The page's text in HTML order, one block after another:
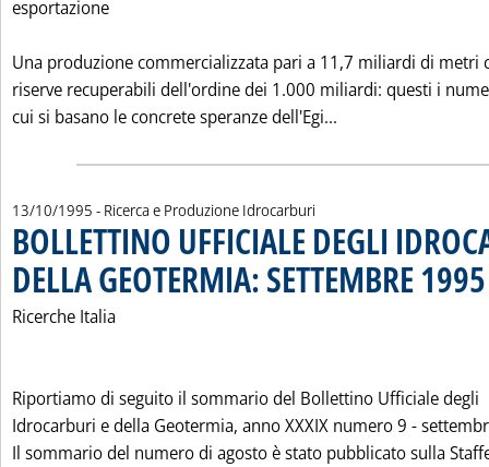
esportazione
Una produzione commercializzata pari a 11,7 miliardi di metri
riserve recuperabili dell'ordine dei 1.000 miliardi: questi i
cui si basano le concrete speranze dell'Egi...
13/10/1995 - Ricerca e Produzione Idrocarburi
BOLLETTINO UFFICIALE DEGLI
DELLA GEOTERMIA: SETTEMBRE 1995
Ricerche Italia
Riportiamo di seguito il sommario del Bollettino Ufficiale degli
Idrocarburi e della Geotermia, anno XXXIX numero 9 -
Il sommario del numero di agosto è stato pubblicato sulla